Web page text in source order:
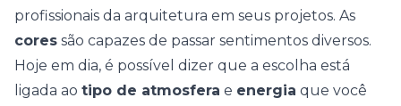
profissionais da arquitetura em seus projetos. As
cores são capazes de passar sentimentos diversos.
Hoje em dia, é possível dizer que a escolha está
ligada ao tipo de atmosfera e energia que você